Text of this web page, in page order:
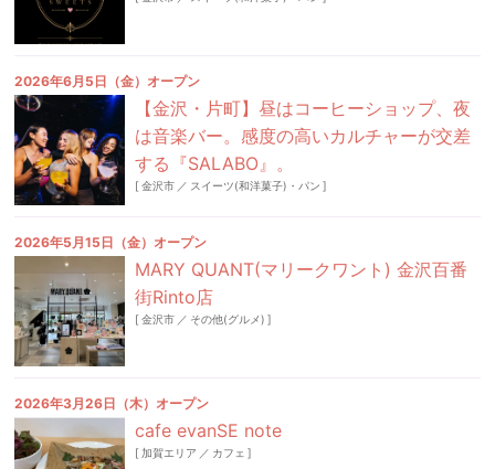
2026年6月5日（金）オープン
【金沢・片町】昼はコーヒーショップ、夜
は音楽バー。感度の高いカルチャーが交差
する『SALABO』。
[金沢市 ／ スイーツ(和洋菓子)・パン ]
2026年5月15日（金）オープン
MARY QUANT(マリークワント) 金沢百番
街Rinto店
[金沢市 ／ その他(グルメ) ]
2026年3月26日（木）オープン
cafe evanSE note
[ 加賀エリア ／ カフェ ]